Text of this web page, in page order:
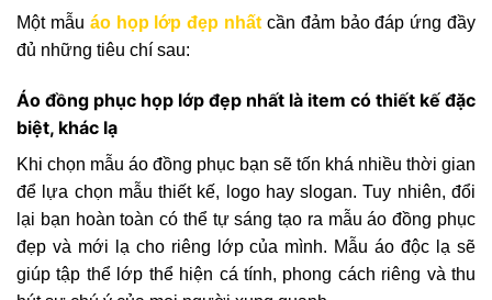
Một mẫu áo họp lớp đẹp nhất cần đảm bảo đáp ứng đầy
đủ những tiêu chí sau:
Áo đồng phục họp lớp đẹp nhất là item có thiết kế đặc
biệt, khác lạ
Khi chọn mẫu áo đồng phục bạn sẽ tốn khá nhiều thời gian
để lựa chọn mẫu thiết kế, logo hay slogan. Tuy nhiên, đổi
lại bạn hoàn toàn có thể tự sáng tạo ra mẫu áo đồng phục
đẹp và mới lạ cho riêng lớp của mình. Mẫu áo độc lạ sẽ
giúp tập thể lớp thể hiện cá tính, phong cách riêng và thu